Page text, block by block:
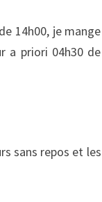
14h00, je mange
a priori 04h30 de
sans repos et les